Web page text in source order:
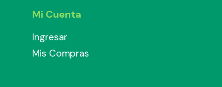
Mi Cuenta
Ingresar
Mis Compras